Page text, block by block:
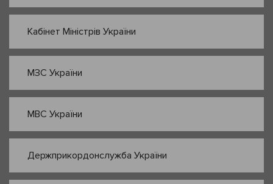
Кабінет Міністрів України
МЗС України
МВС України
Держприкордонслужба України